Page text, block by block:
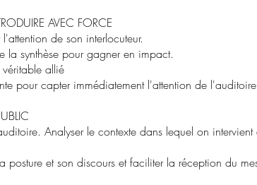
AVEC FORCE
de son interlocuteur.
la synthèse pour gagner en impact.
allié
pour capter immédiatement l'attention de
Analyser le contexte dans lequel on
et son discours et faciliter la réception du